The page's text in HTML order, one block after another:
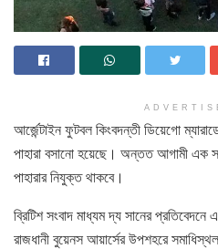
আর্জেন্টাইন ফুটবল কিংবদন্তী ডিয়েগো
পাহারা বসানো হয়েছে। অন্তত আগামী এক
পাহারার নিযুক্ত থাকবে।
ব্রিটিশ সংবাদ মাধ্যম দ্য সানের
রাজধানী বুয়েনস আয়ার্সের উপশহরে